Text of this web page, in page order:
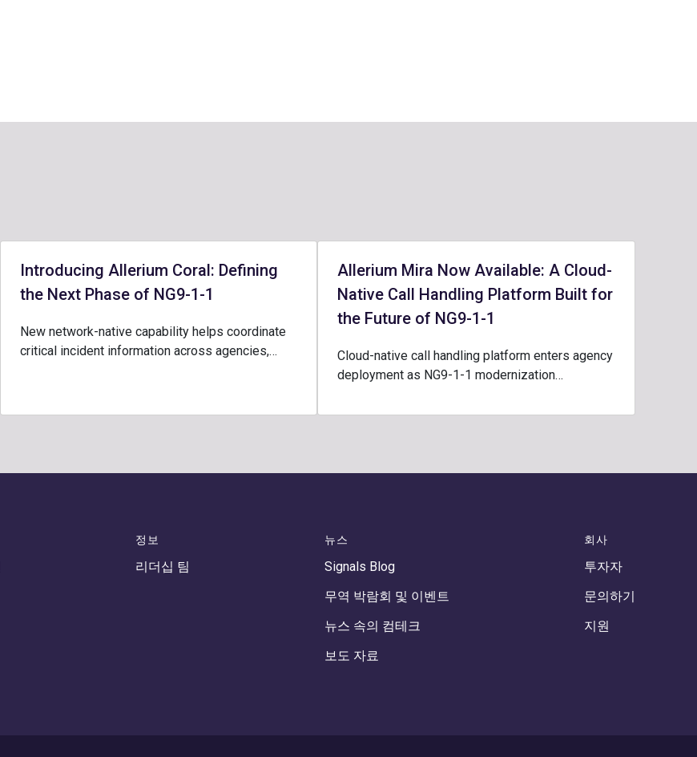
Introducing Allerium Coral: Defining
the Next Phase of NG9-1-1
New network-native capability helps coordinate
critical incident information across agencies,…
Allerium Mira Now Available: A Cloud-
Native Call Handling Platform Built for
the Future of NG9-1-1
Cloud-native call handling platform enters agency
deployment as NG9-1-1 modernization…
정보
리더십 팀
뉴스
Signals Blog
무역 박람회 및 이벤트
뉴스 속의 컴테크
보도 자료
회사
투자자
문의하기
지원